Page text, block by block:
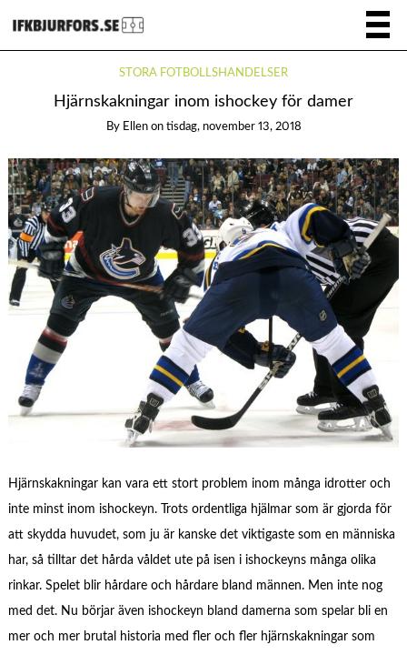
STORA FOTBOLLSHÄNDELSER
Hjärnskakningar inom ishockey för damer
By Ellen on tisdag, november 13, 2018
Hjärnskakningar kan vara ett stort problem inom många idrotter och
inte minst inom ishockeyn. Trots ordentliga hjälmar som är gjorda för
att skydda huvudet, som ju är kanske det viktigaste som en människa
har, så tilltar det hårda våldet ute på isen i ishockeyns många olika
rinkar. Spelet blir hårdare och hårdare bland männen. Men inte nog
med det. Nu börjar även ishockeyn bland damerna som spelar bli en
mer och mer brutal historia med fler och fler hjärnskakningar som